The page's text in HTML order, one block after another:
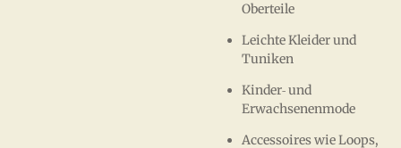
Oberteile
Leichte Kleider und
Tuniken
Kinder‑ und
Erwachsenenmode
Accessoires wie Loops,